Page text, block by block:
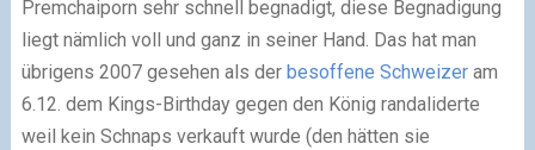
Premchaiporn sehr schnell begnadigt, diese Begnadigung
liegt nämlich voll und ganz in seiner Hand. Das hat man
übrigens 2007 gesehen als der besoffene Schweizeram
6.12. dem Kings-Birthday gegen den König randaliderte
weil kein Schnaps verkauft wurde (den hätten sie